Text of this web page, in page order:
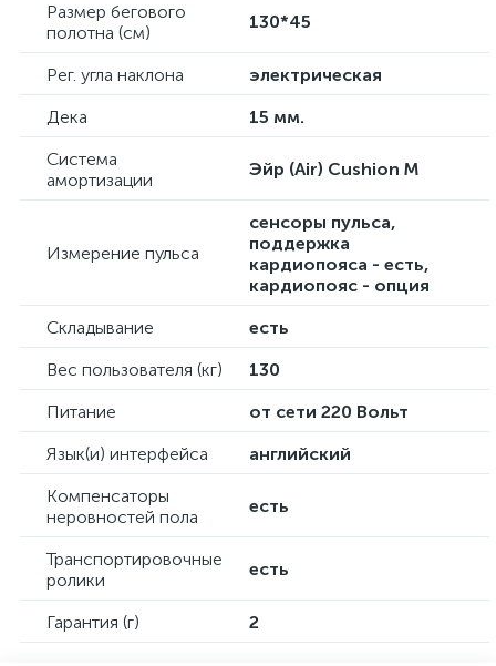
Размер бегового
полотна (см)
130*45
Рег. угла наклона
электрическая
Дека
15 мм.
Система
амортизации
Эйр (Air) Cushion M
Измерение пульса
сенсоры пульса,
поддержка
кардиопояса - есть,
кардиопояс - опция
Складывание
есть
Вес пользователя (кг)
130
Питание
от сети 220 Вольт
Язык(и) интерфейса
английский
Компенсаторы
неровностей пола
есть
Транспортировочные
ролики
есть
Гарантия (г) 2